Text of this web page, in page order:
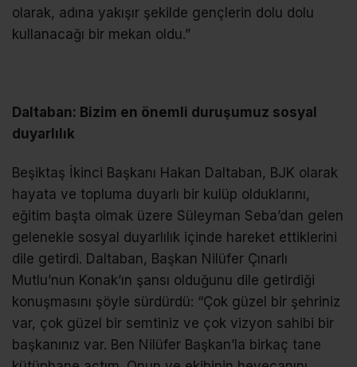
olarak, adına yakışır şekilde gençlerin dolu dolu
kullanacağı bir mekan oldu.”
Daltaban: Bizim en önemli duruşumuz sosyal
duyarlılık
Beşiktaş İkinci Başkanı Hakan Daltaban, BJK olarak
hayata ve topluma duyarlı bir kulüp olduklarını,
eğitim başta olmak üzere Süleyman Seba’dan gelen
gelenekle sosyal duyarlılık içinde hareket ettiklerini
dile getirdi. Daltaban, Başkan Nilüfer Çınarlı
Mutlu’nun Konak’ın şansı olduğunu dile getirdiği
konuşmasını şöyle sürdürdü: “Çok güzel bir şehriniz
var, çok güzel bir semtiniz ve çok vizyon sahibi bir
başkanınız var. Ben Nilüfer Başkan’la birkaç tane